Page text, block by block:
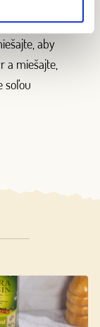
aby
a miešajte,
soľou